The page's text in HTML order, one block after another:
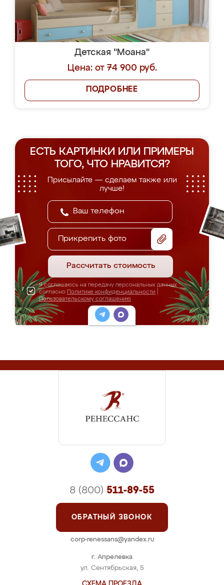
Детская "Моана"
Цена: от 74 900 руб.
ПОДРОБНЕЕ
ЕСТЬ КАРТИНКИ ИЛИ ПРИМЕРЫ
ТОГО, ЧТО НРАВИТСЯ?
Присылайте — сделаем также или
лучше!
Прикрепить фото
Рассчитать стоимость
Я соглашаюсь на передачу персональных данных
согласно Политике конфиденциальности
Пользовательскому соглашению
г. Апрелевка
ул. Сентябрьская, 5
8 (800) 511-89-55
ОБРАТНЫЙ ЗВОНОК
corp-renessans@yandex.ru